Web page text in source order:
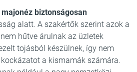
biztonságosan
alatt. A szakértők szerint azok a
hűtve árulnak az üzletek
tojásból készülnek, így nem
a kismamák számára.